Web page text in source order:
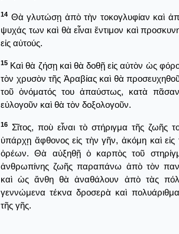
14 Θὰ γλυτώσῃ ἀπὸ τὴν τοκογλυφίαν καὶ
ψυχάς των καὶ θὰ εἶναι ἔντιμον καὶ
εἰς αὐτούς.
15 Καὶ θὰ ζήσῃ καὶ θὰ δοθῇ εἰς αὐτὸν ὡς
τὸν χρυσὸν τῆς Ἀραβίας καὶ θὰ
τοῦ ὀνόματός του ἀπαύστως, κατὰ
εὐλογοῦν καὶ θὰ τὸν δοξολογοῦν.
16
Σῖτος, ποὺ εἶναι τὸ στήριγμα τῆς ζωῆς
ὑπάρχῃ ἄφθονος εἰς τὴν γῆν, ἀκόμη καὶ
ὀρέων. Θὰ αὐξηθῇ ὁ καρπὸς τοῦ
ἀνθρωπίνης ζωῆς παραπάνω ἀπὸ τὸν
καὶ ὡς ἄνθη θὰ ἀναθάλουν ἀπὸ τὰς
γεννώμενα τέκνα δροσερὰ καὶ
τῆς γῆς.